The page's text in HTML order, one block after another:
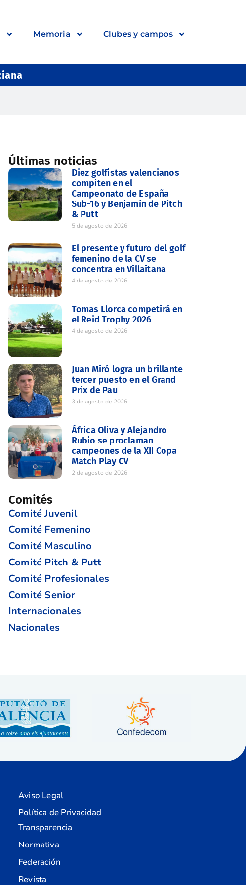
Memoria Clubes y campos
Últimas noticias
Diez golfistas valencianos
compiten en el
Campeonato de España
Sub-16 y Benjamín de Pitch
& Putt
5 de agosto de 2026
El presente y futuro del golf
femenino de la CV se
concentra en Villaitana
4 de agosto de 2026
Tomas Llorca competirá en
el Reid Trophy 2026
4 de agosto de 2026
Juan Miró logra un brillante
tercer puesto en el Grand
Prix de Pau
3 de agosto de 2026
África Oliva y Alejandro
Rubio se proclaman
campeones de la XII Copa
Match Play CV
2 de agosto de 2026
Comités
Comité Juvenil
Comité Femenino
Comité Masculino
Comité Pitch & Putt
Comité Profesionales
Comité Senior
Internacionales
Nacionales
Aviso Legal
Política de Privacidad
Transparencia
Normativa
Federación
Revista